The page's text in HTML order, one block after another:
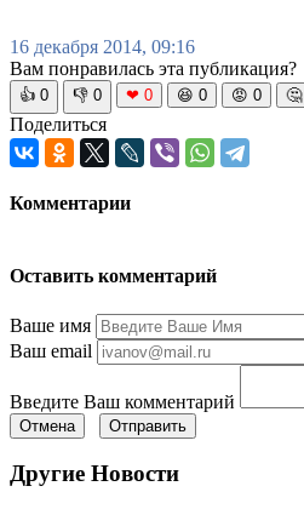
16 декабря 2014, 09:16
Вам понравилась эта публикация?
👍 0 👎 0 ❤ 0 😆 0 😡 0 🤔
Поделиться
Комментарии
Оставить комментарий
Ваше имя
Ваш email
Введите Ваш комментарий
Отмена Отправить
Другие Новости